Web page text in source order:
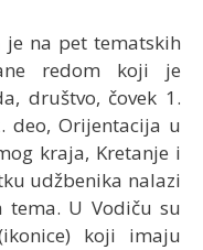
na pet tematskih
redom koji je
društvo, čovek 1.
deo, Orijentacija u
kraja, Kretanje i
udžbenika nalazi
tema. U Vodiču su
koji imaju